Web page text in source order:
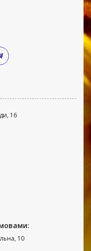
16
10